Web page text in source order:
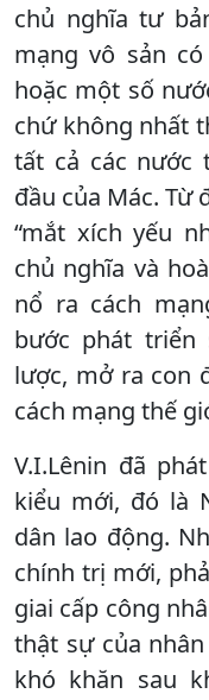
chủ nghĩa tư
mạng vô sản
hoặc một số
chứ không nhất
tất cả các nước
đầu của Mác. Từ
“mắt xích yếu
chủ nghĩa và
nổ ra cách
bước phát triển
lược, mở ra con
cách mạng thế
V.I.Lênin đã
kiểu mới, đó là
dân lao động.
chính trị mới,
giai cấp công
thật sự của
khó khăn sau